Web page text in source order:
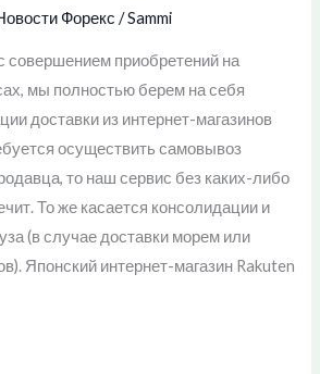
Форекс /Sammi
приобретений на
мы полностью берем на себя
доставки из интернет-магазинов
осуществить самовывоз
то наш сервис без каких-либо
То же касается консолидации и
(в случае доставки морем или
Японский интернет-магазин Rakuten